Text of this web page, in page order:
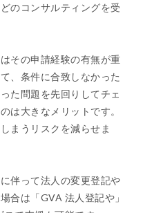
のコンサルティングを受
その申請経験の有無が重
、条件に合致しなかった
た問題を先回りしてチェ
は大きなメリットです。
まうリスクを減らせま
伴って法人の変更登記や
合は「GVA 法人登記や」